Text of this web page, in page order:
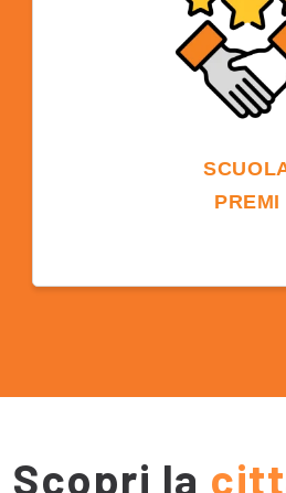
PREMI
Education Group
Scopri la